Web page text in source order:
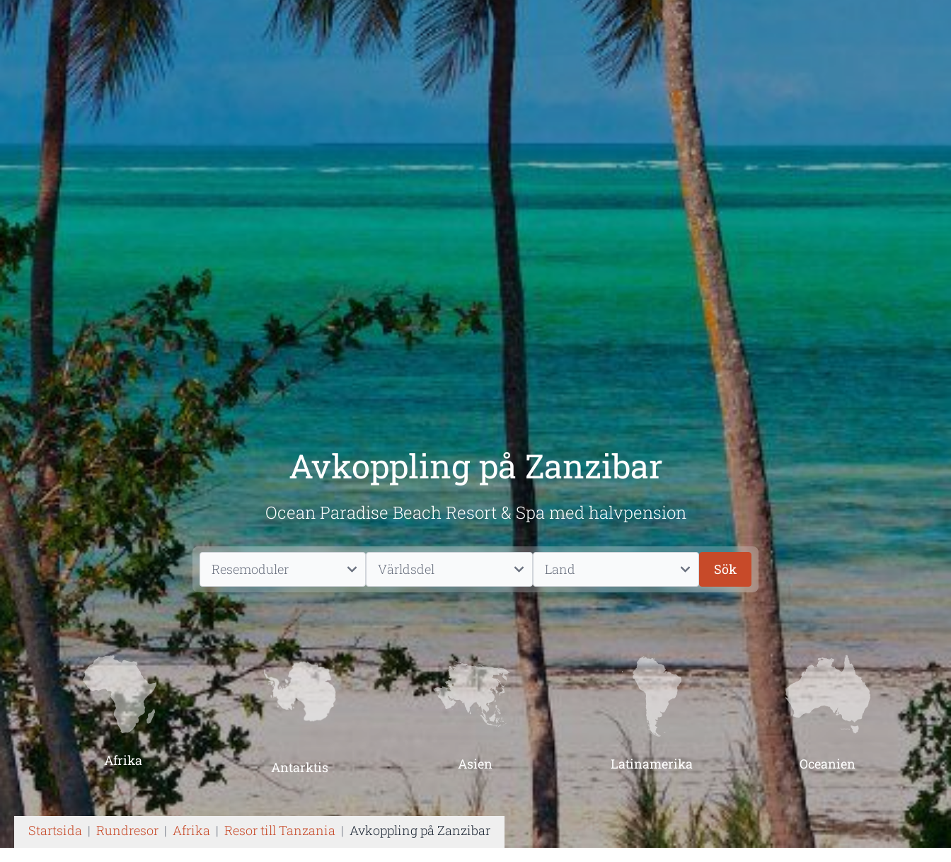
Avkoppling på Zanzibar
Ocean Paradise Beach Resort & Spa med halvpension
Sök
Afrika Antarktis Asien Latinamerika Oceanien
Startsida | Rundresor | Afrika | Resor till Tanzania | Avkoppling på Zanzibar